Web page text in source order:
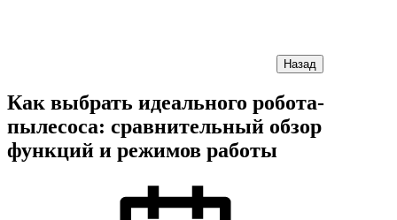
Назад
Как выбрать идеального робота-
пылесоса: сравнительный обзор
функций и режимов работы